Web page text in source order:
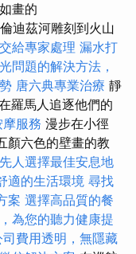
畫的
迪茲河雕刻到火山
給專家處理 漏水打
問題的解決方法，
唐六典專業治療 靜
羅馬人追逐他們的
服務 漫步在小徑
顏六色的壁畫的教
人選擇最佳安息地
適的生活環境 尋找
案 選擇高品質的餐
為您的聽力健康提
費用透明，無隱藏